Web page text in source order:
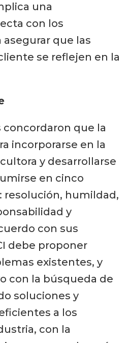
una
con los
que las
se reflejen en la
concordaron que la
incorporarse en la
y desarrollarse
en cinco
resolución, humildad,
y
con sus
debe proponer
existentes, y
con la búsqueda de
soluciones y
a los
con la